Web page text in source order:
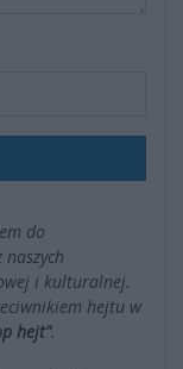
do
i kulturalnej.
hejtu w
hejt".